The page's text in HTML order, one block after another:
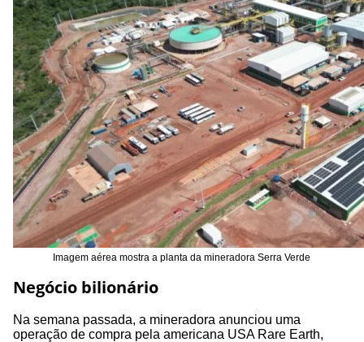
Imagem aérea mostra a planta da mineradora Serra Verde
Negócio bilionário
Na semana passada, a mineradora anunciou uma
operação de compra pela americana USA Rare Earth,